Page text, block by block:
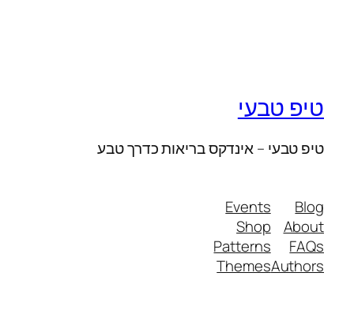
טיפ טבעי
טיפ טבעי – אינדקס בריאות כדרך טבע
Blog
About
FAQs
Authors
Events
Shop
Patterns
Themes